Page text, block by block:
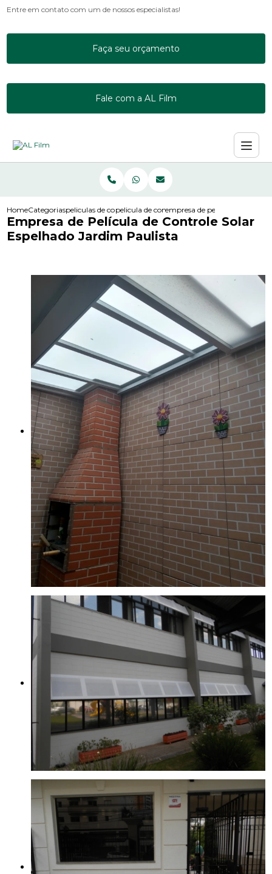
Entre em contato com um de nossos especialistas!
Faça seu orçamento
Fale com a AL Film
HomeCategoriaspeliculas de controle solarpelicula de controle solar espelhado
empresa de pelicula de
Empresa de Película de Controle Solar
Espelhado Jardim Paulista